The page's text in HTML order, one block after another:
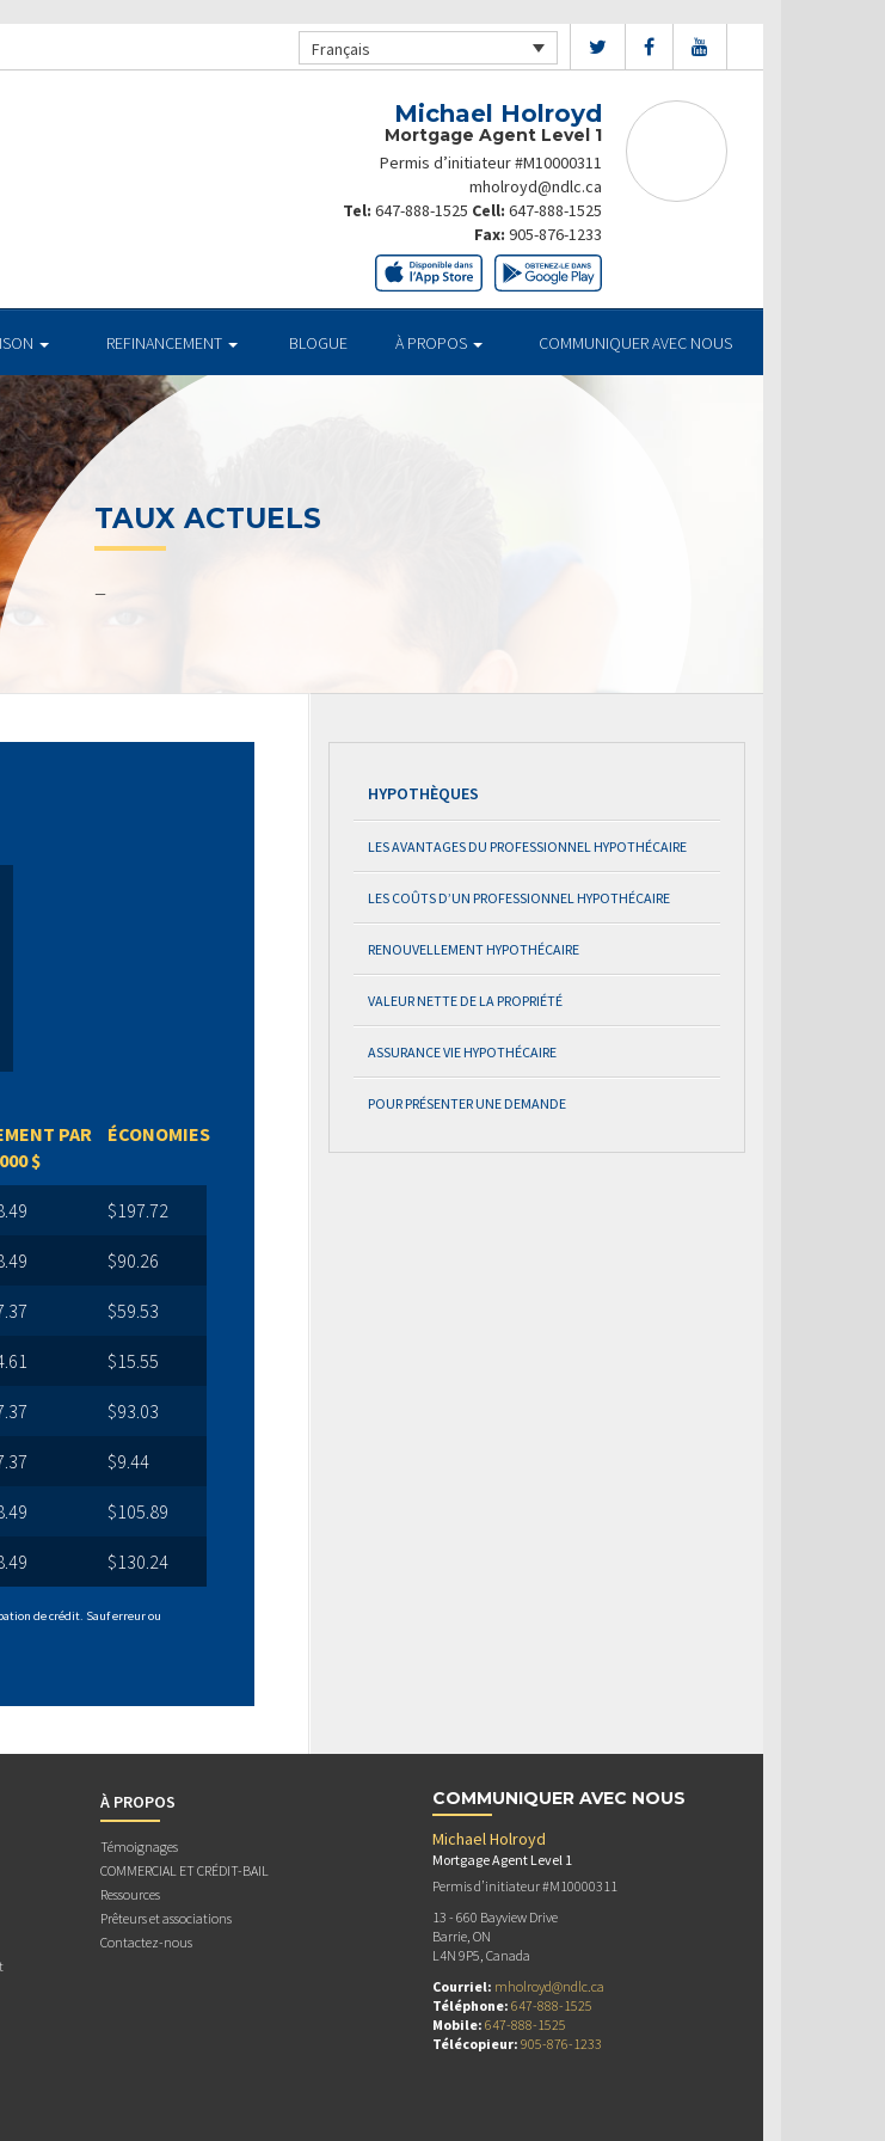
Français
Michael Holroyd
Mortgage Agent Level 1
Permis d’initiateur #M10000311
mholroyd@ndlc.ca
Tel: 647-888-1525 Cell: 647-888-1525
Fax: 905-876-1233
REFINANCEMENT BLOGUE À PROPOS COMMUNIQUER AVEC NOUS
TAUX ACTUELS
–
PAR
$
ÉCONOMIES
$197.72
$90.26
$59.53
$15.55
$93.03
$9.44
$105.89
$130.24
de crédit. Sauf erreur ou
HYPOTHÈQUES
LES AVANTAGES DU PROFESSIONNEL HYPOTHÉCAIRE
LES COÛTS D’UN PROFESSIONNEL HYPOTHÉCAIRE
RENOUVELLEMENT HYPOTHÉCAIRE
VALEUR NETTE DE LA PROPRIÉTÉ
ASSURANCE VIE HYPOTHÉCAIRE
POUR PRÉSENTER UNE DEMANDE
À PROPOS
Témoignages
COMMERCIAL ET CRÉDIT-BAIL
Ressources
Prêteurs et associations
Contactez-nous
COMMUNIQUER AVEC NOUS
Michael Holroyd
Mortgage Agent Level 1
Permis d’initiateur #M10000311
13 - 660 Bayview Drive
Barrie, ON
L4N 9P5, Canada
Courriel: mholroyd@ndlc.ca
Téléphone: 647-888-1525
Mobile: 647-888-1525
Télécopieur: 905-876-1233